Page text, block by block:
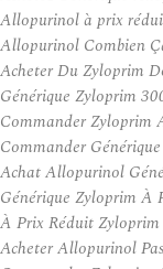
Allopurinol à prix
Allopurinol Combien
Acheter Du Zyloprim
Générique Zyloprim
Commander Zyloprim
Commander
Achat Allopurinol
Générique Zyloprim À
À Prix Réduit Zyloprim
Acheter Allopurinol